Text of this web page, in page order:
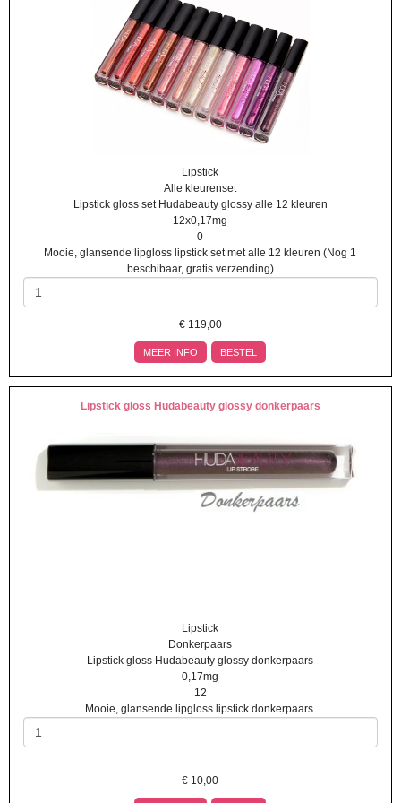
Lipstick
Alle kleurenset
Lipstick gloss set Hudabeauty glossy alle 12 kleuren
12x0,17mg
0
Mooie, glansende lipgloss lipstick set met alle 12 kleuren (Nog 1
beschibaar, gratis verzending)
€ 119,00
MEER INFO BESTEL
Lipstick gloss Hudabeauty glossy donkerpaars
Lipstick
Donkerpaars
Lipstick gloss Hudabeauty glossy donkerpaars
0,17mg
12
Mooie, glansende lipgloss lipstick donkerpaars.
€ 10,00